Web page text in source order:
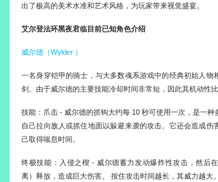
出了极高的美术水准和艺术风格，为玩家带来视觉盛宴。
艾尔登法环黑夜君临目前已知角色介绍
威尔德（Wylder ）
一名身穿铠甲的骑士，与大多数魂系游戏中的经典初始人物
剑。由于威尔德的主要技能冷却时间非常短，因此其机动性
技能：爪击 - 威尔德的抓钩大约每 10 秒可使用一次，是一
自己拉向敌人或抓住地面以躲避来袭的攻击。它还会造成伤
己取得喘息时间。
终极技能：入侵之楔 - 威尔德蓄力发动爆炸性攻击，然后
离）释放，造成巨大伤害。 按住攻击时间越长，其威力越大